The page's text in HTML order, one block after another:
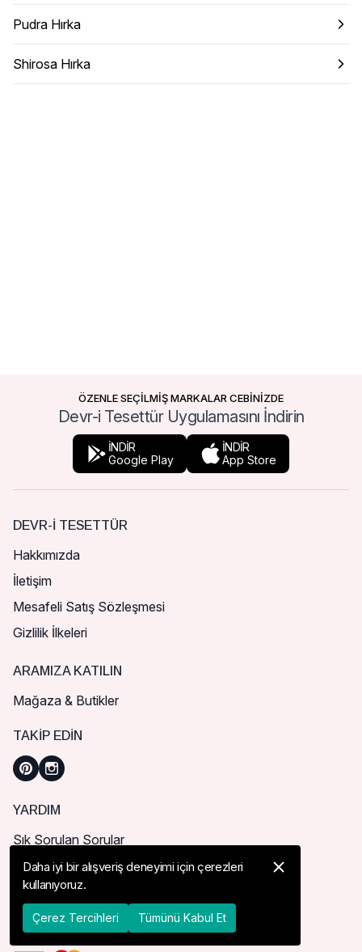
Pudra Hırka
Shirosa Hırka
ÖZENLE SEÇİLMİŞ MARKALAR CEBİNİZDE
Devr-i Tesettür Uygulamasını İndirin
İNDİR
Google Play
İNDİR
App Store
DEVR-I TESETTÜR
Hakkımızda
İletişim
Mesafeli Satış Sözleşmesi
Gizlilik İlkeleri
ARAMIZA KATILIN
Mağaza & Butikler
TAKIP EDIN
YARDIM
Sık Sorulan Sorular
Nasıl Sipariş Verebilirim?
Kargo ve Teslimat
İade, İptal ve Değişim
Daha iyi bir alışveriş deneyimi için çerezleri
kullanıyoruz.
Çerez Tercihleri Tümünü Kabul Et